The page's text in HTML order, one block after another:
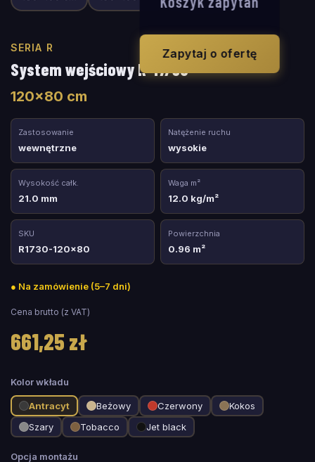
Zapytaj o ofertę
SERIA R
System wejściowy R-17/30
120×80 cm
Zastosowanie
wewnętrzne
Natężenie ruchu
wysokie
Wysokość całk.
21.0 mm
Waga m²
12.0 kg/m²
SKU
R1730-120x80
Powierzchnia
0.96 m²
● Na zamówienie (5–7 dni)
Cena brutto (z VAT)
661,25 zł
Kolor wkładu
Antracyt Beżowy Czerwony
Kokos
Szary
Tobacco Jet black
Opcja montażu